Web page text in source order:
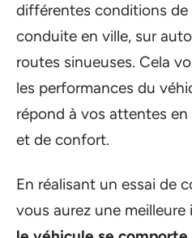
différentes conditions
conduite en ville, sur
routes sinueuses. Cela
les performances du
répond à vos attentes
et de confort.
En réalisant un essai de
vous aurez une meilleure